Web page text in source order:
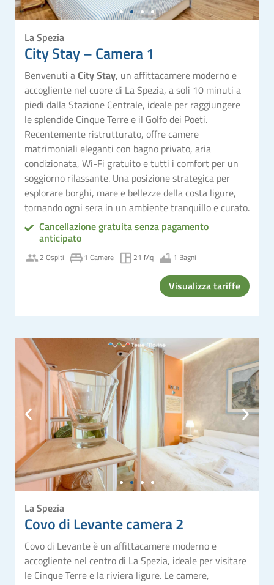
La Spezia
City Stay – Camera 1
Benvenuti aCity Stay, un affittacamere moderno e
accogliente nel cuore di La Spezia, a soli 10 minuti a
piedi dalla Stazione Centrale, ideale per raggiungere
le splendide Cinque Terre e il Golfo dei Poeti.
Recentemente ristrutturato, offre camere
matrimoniali eleganti con bagno privato, aria
condizionata, Wi-Fi gratuito e tutti i comfort per un
soggiorno rilassante. Una posizione strategica per
esplorare borghi, mare e bellezze della costa ligure,
tornando ogni sera in un ambiente tranquillo e curato.
Cancellazione gratuita senza pagamento
anticipato
2 Ospiti 1 Camere 21 Mq 1 Bagni
Visualizza tariffe
La Spezia
Covo di Levante camera 2
Covo di Levante è un affittacamere moderno e
accogliente nel centro di La Spezia, ideale per visitare
le Cinque Terre e la riviera ligure. Le camere,